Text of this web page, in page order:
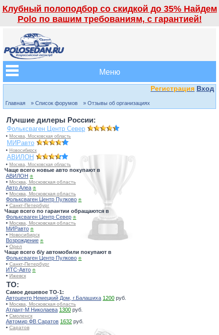
Клубный полоподбор со скидкой до 35% Найдем
Polo по вашим требованиям, с гарантией!
Меню
Регистрация Вход
Главная » Список форумов » Отзывы об организациях
Лучшие дилеры России:
Фольксваген Центр Север
• Москва, Московская область
МИРавто
• Новосибирск
АВИЛОН
• Москва, Московская область
Чаще всего новые авто покупают в
АВИЛОН ⍟
• Москва, Московская область
Авто Алеа ⍟
• Москва, Московская область
Фольксваген Центр Пулково ⍟
• Санкт-Петербург
Чаще всего по гарантии обращаются в
Фольксваген Центр Север ⍟
• Москва, Московская область
МИРавто ⍟
• Новосибирск
Возрождение ⍟
• Орел
Чаще всего б/у автомобили покупают в
Фольксваген Центр Пулково ⍟
• Санкт-Петербург
ИТС-Авто ⍟
• Ижевск
TO:
Самое дешевое ТО-1:
Автоцентр Немецкий Дом, г.Балашиха 1200 руб.
• Москва, Московская область
Атлант-М Николаева 1300 руб.
• Смоленск
Автомир ФВ Саратов 1632 руб.
• Саратов